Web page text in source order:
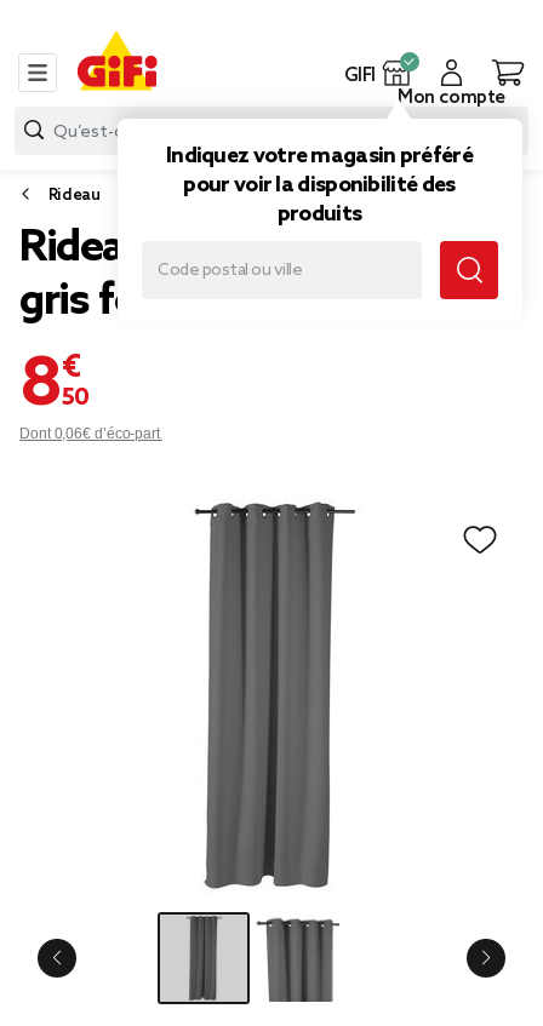
GIFI
Indiquez votre magasin préféré
pour voir la disponibilité des
produits
Mon compte
Rideau
Rideau occultant fenêtre
gris foncé 140x180cm
8,50 €
Dont 0,06€ d’éco-part